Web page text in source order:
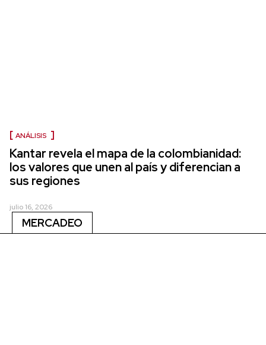
ANÁLISIS
Kantar revela el mapa de la colombianidad:
los valores que unen al país y diferencian a
sus regiones
julio 16, 2026
MERCADEO